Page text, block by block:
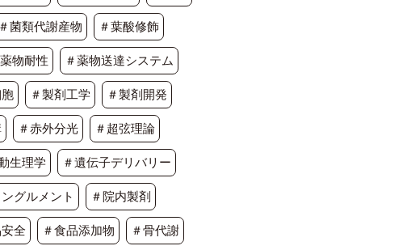
＃菌類代謝産物 ＃葉酸修飾
物耐性 ＃薬物送達システム
＃製剤工学 ＃製剤開発
＃赤外分光 ＃超弦理論
生理学 ＃遺伝子デリバリー
グルメント ＃院内製剤
全 ＃食品添加物 ＃骨代謝